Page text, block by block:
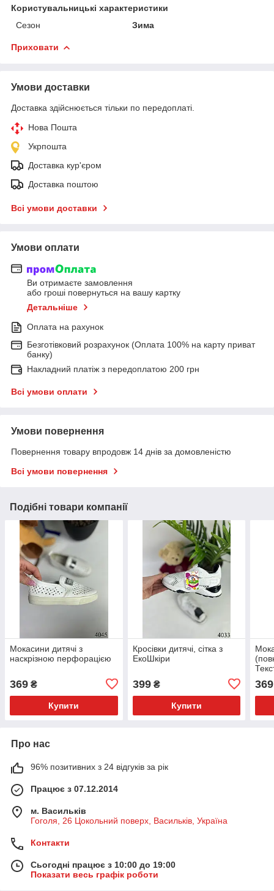
Користувальницькі характеристики
Сезон
Зима
Приховати
Умови доставки
Доставка здійснюється тільки по передоплаті.
Нова Пошта
Укрпошта
Доставка кур'єром
Доставка поштою
Всі умови доставки
Умови оплати
Ви отримаєте замовлення
або гроші повернуться на вашу картку
Детальніше
Оплата на рахунок
Безготівковий розрахунок (Оплата 100% на карту приват
банку)
Накладний платіж з передоплатою 200 грн
Всі умови оплати
Умови повернення
Повернення товару впродовж 14 днів за домовленістю
Всі умови повернення
Подібні товари компанії
Мокасини дитячі з
наскрізною перфорацією
369 ₴
Купити
Кросівки дитячі, сітка з
ЕкоШкіри
399₴
Купити
369
Про нас
96% позитивних з 24 відгуків за рік
Працює з 07.12.2014
м. Васильків
Гоголя, 26 Цокольний поверх, Васильків, Україна
Контакти
Сьогодні працює з 10:00 до 19:00
Показати весь графік роботи